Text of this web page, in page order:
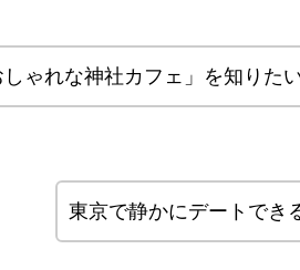
ゃれな神社カフェ」を知りたい
東京で静かにデートでき